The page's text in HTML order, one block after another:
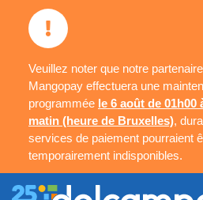
Veuillez noter que notre
Mangopay effectuera une
programmée le 6 août de 01h00
matin (heure de Bruxelles),
services de paiement pourraient
temporairement indisponibles.